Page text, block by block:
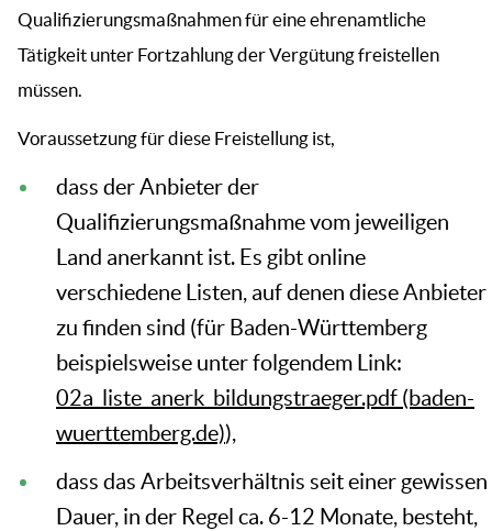
Qualifizierungsmaßnahmen für eine ehrenamtliche
Tätigkeit unter Fortzahlung der Vergütung freistellen
müssen.
Voraussetzung für diese Freistellung ist,
dass der Anbieter der
Qualifizierungsmaßnahme vom jeweiligen
Land anerkannt ist. Es gibt online
verschiedene Listen, auf denen diese Anbieter
zu finden sind (für Baden-Württemberg
beispielsweise unter folgendem Link:
02a_liste_anerk_bildungstraeger.pdf (baden-
wuerttemberg.de)),
dass das Arbeitsverhältnis seit einer gewissen
Dauer, in der Regel ca. 6-12 Monate, besteht,